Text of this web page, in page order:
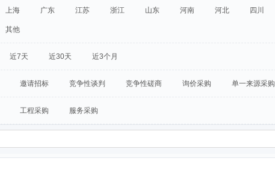
上海 广东 江苏 浙江 山东 河南 河北 四川
其他
近7天 近30天 近3个月
邀请招标 竞争性谈判 竞争性磋商 询价采购 单一来源采购
工程采购 服务采购